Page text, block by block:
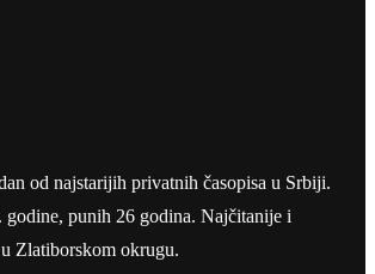
od najstarijih privatnih časopisa u Srbiji.
godine, punih 26 godina. Najčitanije i
Zlatiborskom okrugu.